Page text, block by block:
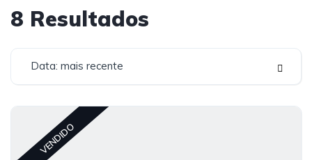
8 Resultados
Data: mais recente
VENDIDO